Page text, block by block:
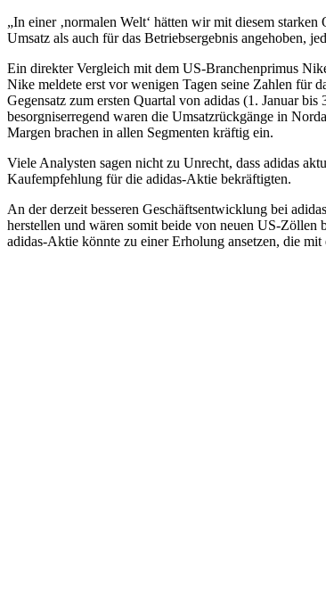
„In einer ‚normalen Welt‘ hätten wir mit diesem
Umsatz als auch für das Betriebsergebnis angehoben,
Ein direkter Vergleich mit dem US-Branchenprimus
Nike meldete erst vor wenigen Tagen seine Zahlen für
Gegensatz zum ersten Quartal von adidas (1. Januar
besorgniserregend waren die Umsatzrückgänge in
Margen brachen in allen Segmenten kräftig ein.
Viele Analysten sagen nicht zu Unrecht, dass adidas
Kaufempfehlung für die adidas-Aktie bekräftigten.
An der derzeit besseren Geschäftsentwicklung bei
herstellen und wären somit beide von neuen US-
adidas-Aktie könnte zu einer Erholung ansetzen, die